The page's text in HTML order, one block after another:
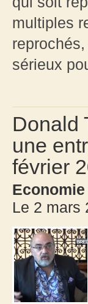
multiples
sérieux
Donald
une
février
Economie
Le 2 mars